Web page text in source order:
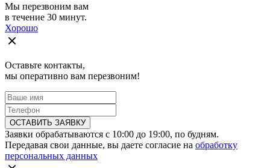
Мы перезвоним вам
в течение 30 минут.
Хорошо
Оставьте контакты,
мы оперативно вам перезвоним!
ОСТАВИТЬ ЗАЯВКУ
Заявки обрабатываются с 10:00 до 19:00, по будням.
Передавая свои данные, вы даете согласие на обработку
персональных данных